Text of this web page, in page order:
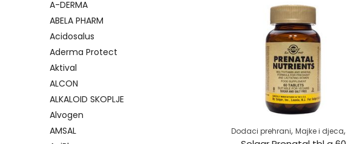
Dodaci prehrani, Majke i djeca,
A-DERMA
ABELA PHARM
Acidosalus
Aderma Protect
Aktival
ALCON
ALKALOID SKOPLJE
Alvogen
AMSAL